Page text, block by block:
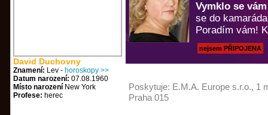
David Duchovny
Znamení: Lev - horoskopy >>
Datum narození: 07.08.1960
Místo narození New York
Profese: herec
Vymklo se
se do
Poradím vám!
nejsem PŘIPOJENA
Poskytuje: E.M.A. Europe s.r.o., 1
Praha 015